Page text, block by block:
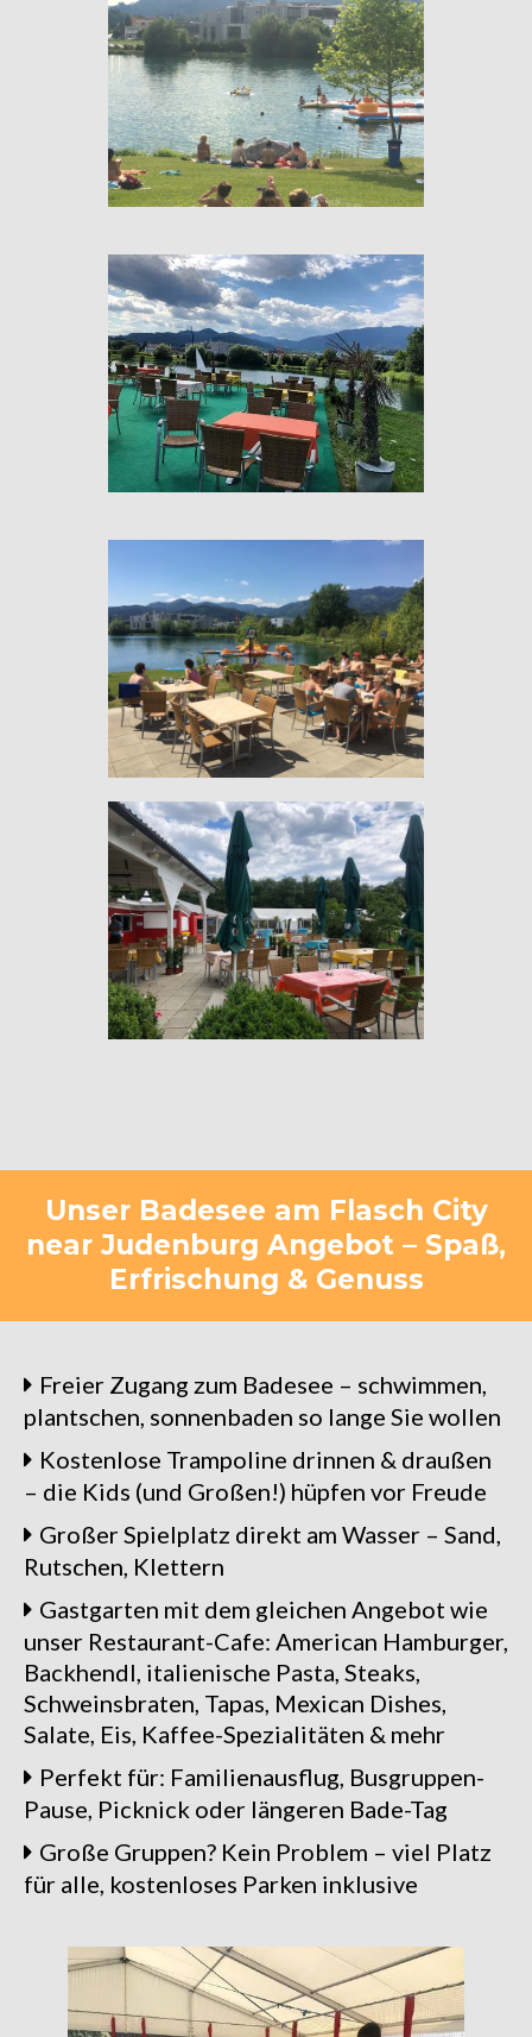
Unser Badesee am Flasch City
near Judenburg Angebot – Spaß,
Erfrischung & Genuss
Freier Zugang zum Badesee – schwimmen,
plantschen, sonnenbaden so lange Sie wollen
Kostenlose Trampoline drinnen & draußen
– die Kids (und Großen!) hüpfen vor Freude
Großer Spielplatz direkt am Wasser – Sand,
Rutschen, Klettern
Gastgarten mit dem gleichen Angebot wie
unser Restaurant-Cafe: American Hamburger,
Backhendl, italienische Pasta, Steaks,
Schweinsbraten, Tapas, Mexican Dishes,
Salate, Eis, Kaffee-Spezialitäten & mehr
Perfekt für: Familienausflug, Busgruppen-
Pause, Picknick oder längeren Bade-Tag
Große Gruppen? Kein Problem – viel Platz
für alle, kostenloses Parken inklusive